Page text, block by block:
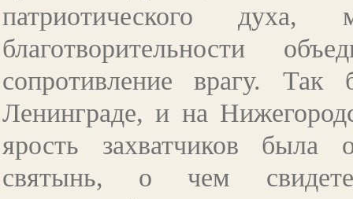
патриотического духа,
благотворительности
сопротивление врагу.
Ленинграде, и на
ярость захватчиков была
святынь, о чем